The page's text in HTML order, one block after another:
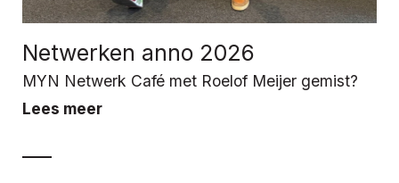
Netwerken anno 2026
MYN Netwerk Café met Roelof Meijer gemist?
Lees meer